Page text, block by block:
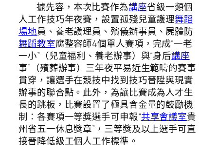
據先容，本次比賽作為講座省級一類個
人工作技巧年夜賽，設置孤殘兒童護理舞蹈
場地員、養老護理員、殯儀辦事員、屍體防
舞蹈教室腐整容師4個單人賽項，完成“一老
一小”（兒童福利、養老辦事）與“身后講座
事”（殯葬辦事）三年夜平易近生範疇的賽事
貫穿，讓選手在競技中找到技巧晉陞與現實
辦事的聯合點。此外，為讓比賽成為人才生
長的跳板，比賽設置了極具含金量的鼓勵機
制：各賽項一等獎選手可申報“共享會議室貴
州省五一休息獎章”，三等獎及以上選手可直
接晉降低級工個人工作標準。